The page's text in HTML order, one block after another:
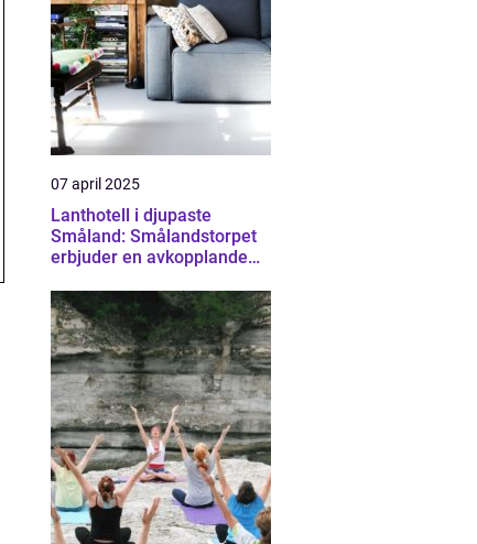
07 april 2025
Lanthotell i djupaste
Småland: Smålandstorpet
erbjuder en avkopplande